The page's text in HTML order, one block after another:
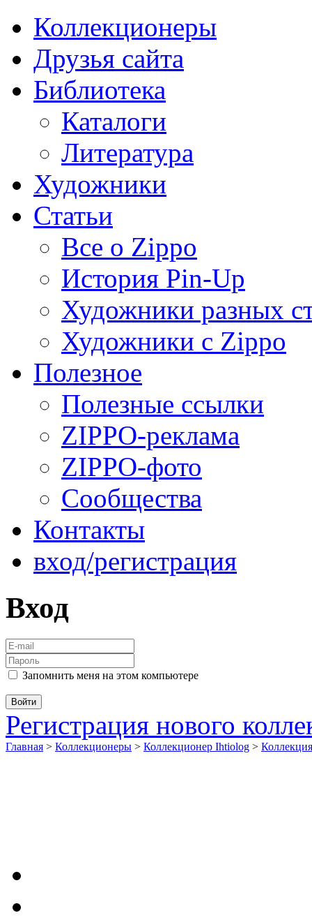
Коллекционеры
Друзья сайта
Библиотека
Каталоги
Литература
Художники
Статьи
Все о Zippo
История Pin-Up
Художники разных
Художники с Zippo
Полезное
Полезные ссылки
ZIPPO-реклама
ZIPPO-фото
Сообщества
Контакты
вход/регистрация
Вход
Запомнить меня на этом компьютере
Регистрация нового
Главная > Коллекционеры > Коллекционер Ihtiolog >